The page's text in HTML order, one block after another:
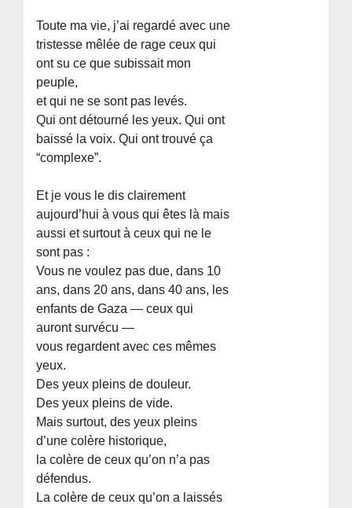
Toute ma vie, j’ai regardé avec une
tristesse mêlée de rage ceux qui
ont su ce que subissait mon
peuple,
et qui ne se sont pas levés.
Qui ont détourné les yeux. Qui ont
baissé la voix. Qui ont trouvé ça
“complexe”.
Et je vous le dis clairement
aujourd’hui à vous qui êtes là mais
aussi et surtout à ceux qui ne le
sont pas :
Vous ne voulez pas due, dans 10
ans, dans 20 ans, dans 40 ans, les
enfants de Gaza — ceux qui
auront survécu —
vous regardent avec ces mêmes
yeux.
Des yeux pleins de douleur.
Des yeux pleins de vide.
Mais surtout, des yeux pleins
d’une colère historique,
la colère de ceux qu’on n’a pas
défendus.
La colère de ceux qu’on a laissés